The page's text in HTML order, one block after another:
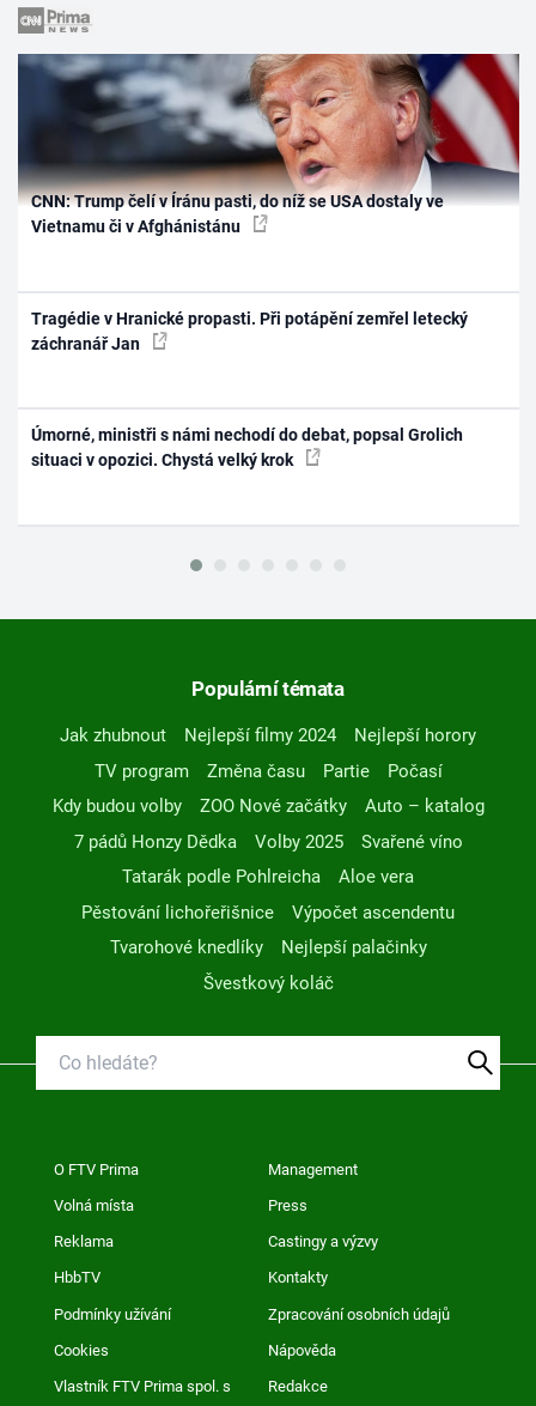
CNN: Trump čelí v Íránu pasti, do níž se USA dostaly ve
Vietnamu či v Afghánistánu
Tragédie v Hranické propasti. Při potápění zemřel letecký
záchranář Jan
Úmorné, ministři s námi nechodí do debat, popsal Grolich
situaci v opozici. Chystá velký krok
Populární témata
Jak zhubnout Nejlepší filmy 2024
Nejlepší horory
TV program
Změna času Partie
Počasí
Kdy budou volby
ZOO Nové začátky
Auto – katalog
7 pádů Honzy Dědka
Volby 2025
Svařené víno
Tatarák podle Pohlreicha
Aloe vera
Pěstování lichořeřišnice
Výpočet ascendentu
Tvarohové knedlíky
Nejlepší palačinky
Švestkový koláč
O FTV Prima Management
Volná místa Press
Reklama Castingy a výzvy
HbbTV Kontakty
Podmínky užívání Zpracování osobních údajů
Cookies Nápověda
Vlastník FTV Prima spol. s
Redakce